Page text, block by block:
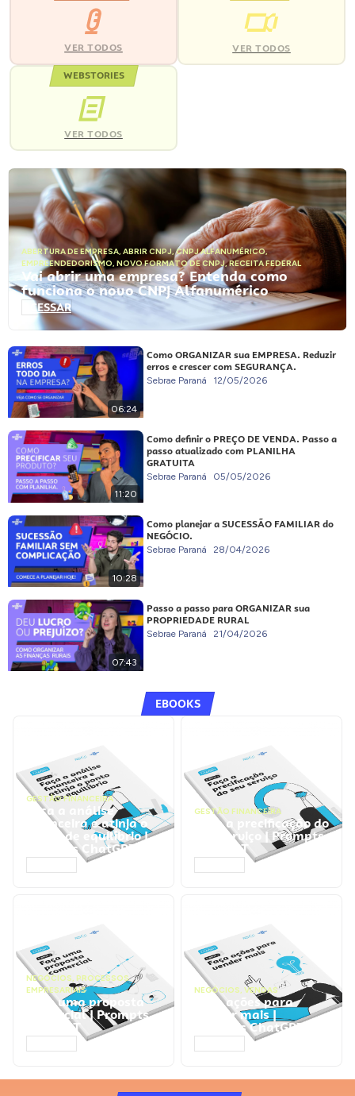
VER TODOS VER TODOS
WEBSTORIES
VER TODOS
ABERTURA DE EMPRESA, ABRIR CNPJ,CNPJ ALFANUMÉRICO,
EMPREENDEDORISMO, NOVO FORMATO DE CNPJ,RECEITA FEDERAL
Vai abrir uma empresa? Entenda como
funciona o novo CNPJ Alfanumérico
ACESSAR
06:24
Como ORGANIZAR sua EMPRESA. Reduzir
erros e crescer com SEGURANÇA.
Sebrae Paraná 12/05/2026
11:20
Como definir o PREÇO DE VENDA. Passo a
passo atualizado com PLANILHA
GRATUITA
Sebrae Paraná 05/05/2026
10:28
Como planejar a SUCESSÃO FAMILIAR do
NEGÓCIO.
Sebrae Paraná 28/04/2026
07:43
Passo a passo para ORGANIZAR sua
PROPRIEDADE RURAL
Sebrae Paraná 21/04/2026
EBOOKS
GESTÃO FINANCEIRA
Faça a análise
financeira e atinja o
ponto de equilíbrio |
Prompts ChatGPT
GESTÃO FINANCEIRA
Faça a precificação do
seu serviço | Prompts
ChatGPT
NEGÓCIOS, PROCESSOS
EMPRESARIAIS
Faça uma proposta
comercial | Prompts
ChatGPT
NEGÓCIOS, VENDAS
Faça ações para
vender mais |
Prompts ChatGPT